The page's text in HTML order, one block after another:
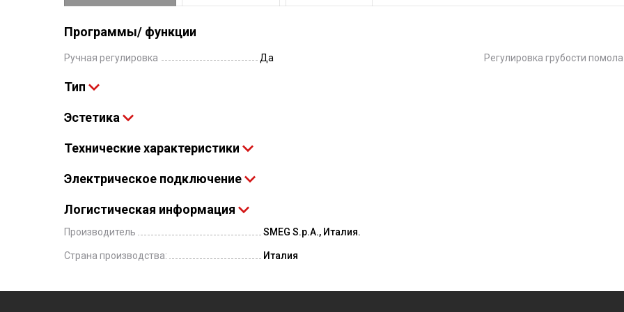
Программы/ функции
Ручная регулировка Да Регулировка грубости помола
Тип
Эстетика
Технические характеристики
Электрическое подключение
Логистическая информация
Производитель SMEG S.p.A., Италия.
Страна производства: Италия